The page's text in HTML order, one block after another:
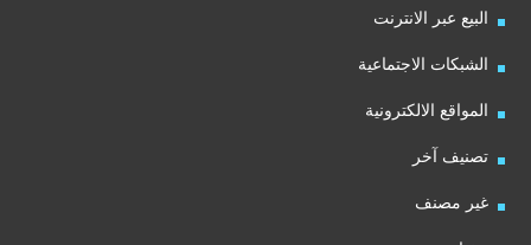
البيع عبر الانترنت
الشبكات الاجتماعية
المواقع الالكترونية
تصنيف آخر
غير مصنف